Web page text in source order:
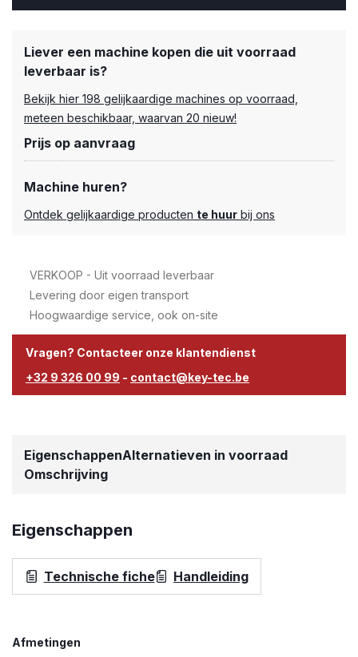
Liever een machine kopen die uit voorraad
leverbaar is?
Bekijk hier 198 gelijkaardige machines op voorraad,
meteen beschikbaar, waarvan 20 nieuw!
Prijs op aanvraag
Machine huren?
Ontdek gelijkaardige producten te huur bij ons
VERKOOP - Uit voorraad leverbaar
Levering door eigen transport
Hoogwaardige service, ook on-site
Vragen? Contacteer onze klantendienst
+32 9 326 00 99 - contact@key-tec.be
EigenschappenAlternatieven in voorraad
Omschrijving
Eigenschappen
Technische fiche Handleiding
Afmetingen